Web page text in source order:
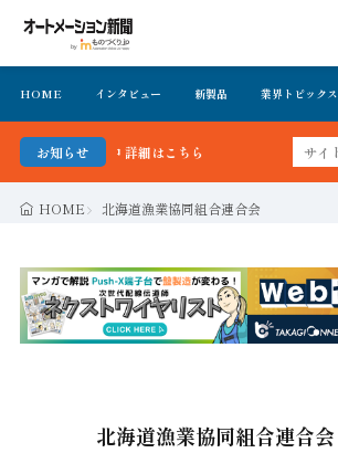
HOME インタビュー 新製品 業界トピックス
お知らせ
料で公開中 詳細はこちら
HOME 北海道漁業協同組合連合会
北海道漁業協同組合連合会